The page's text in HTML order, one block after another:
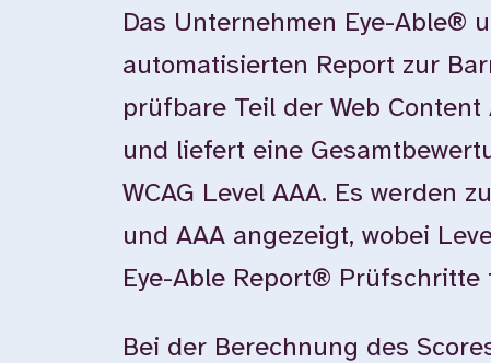
Das Unternehmen Eye-Able®
automatisierten Report zur
prüfbare Teil der Web Content
und liefert eine
WCAG Level AAA. Es werden
und AAA angezeigt, wobei
Eye-Able Report®
Bei der Berechnung des